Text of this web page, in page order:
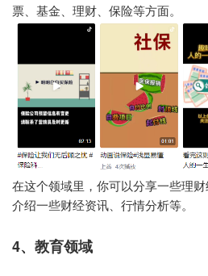
票、基金、理财、保险等方面。
在这个领域里，你可以分享一些理
介绍一些财经资讯、行情分析等。
4、教育领域